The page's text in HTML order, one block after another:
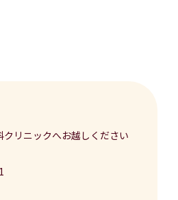
リニックへお越しください